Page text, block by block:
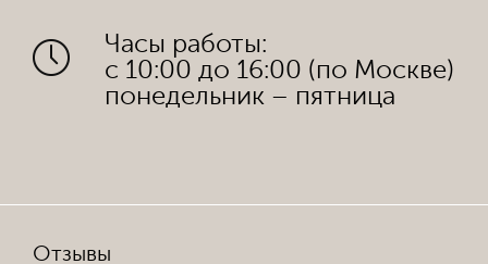
Часы работы:
с 10:00 до 16:00 (по Москве)
понедельник – пятница
Отзывы